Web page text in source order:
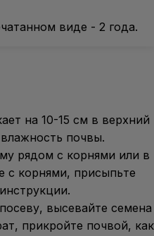
виде - 2 года.
на 10-15 см в верхний
почвы.
рядом с корнями или в
с корнями, присыпьте
высевайте семена
прикройте почвой, как